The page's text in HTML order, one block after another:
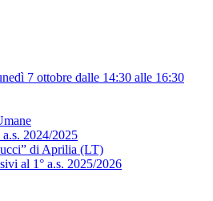
7 ottobre dalle 14:30 alle 16:30
2024/2025
di Aprilia (LT)
al 1° a.s. 2025/2026